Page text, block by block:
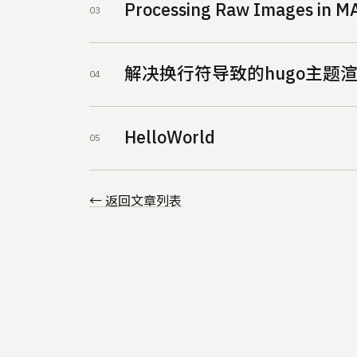
Processing Raw Images in
解决换行符导致的hugo主题
HelloWorld
← 返回文章列表